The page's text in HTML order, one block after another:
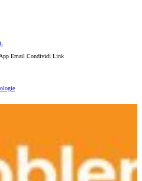
Email Condividi Link